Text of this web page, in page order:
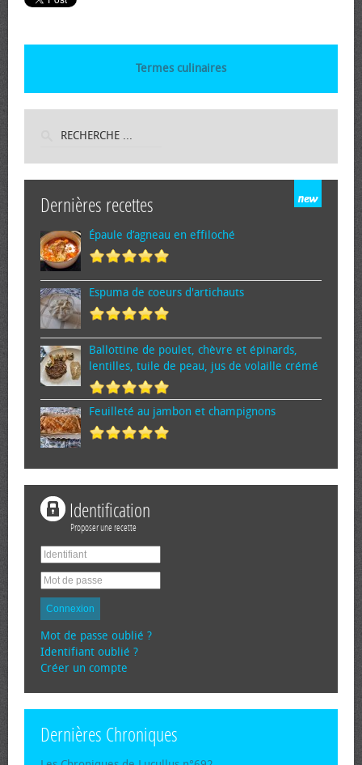
Termes culinaires
Dernières recettes
Épaule d’agneau en effiloché
Espuma de cœurs d'artichauts
Ballottine de poulet, chèvre et épinards,
lentilles, tuile de peau, jus de volaille crémé
Feuilleté au jambon et champignons
Identification
Proposer une recette
Connexion
Mot de passe oublié ?
Identifiant oublié ?
Créer un compte
Dernières Chroniques